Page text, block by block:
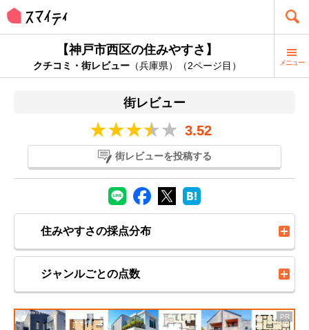
【神戸市西区の住みやすさ】
クチコミ・街レビュー（兵庫県）（2ページ目） メニュー
街レビュー
3.52
街レビューを投稿する
住みやすさの採点分布
ジャンルごとの点数